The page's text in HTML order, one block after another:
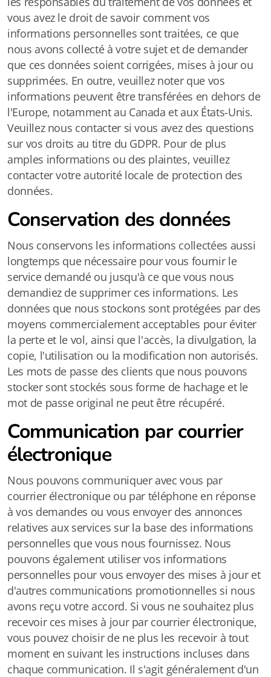
vous avez le droit de savoir comment vos
informations personnelles sont traitées, ce que
nous avons collecté à votre sujet et de demander
que ces données soient corrigées, mises à jour ou
supprimées. En outre, veuillez noter que vos
informations peuvent être transférées en dehors de
l'Europe, notamment au Canada et aux États-Unis.
Veuillez nous contacter si vous avez des questions
sur vos droits au titre du GDPR. Pour de plus
amples informations ou des plaintes, veuillez
contacter votre autorité locale de protection des
données.
Conservation des données
Nous conservons les informations collectées aussi
longtemps que nécessaire pour vous fournir le
service demandé ou jusqu'à ce que vous nous
demandiez de supprimer ces informations. Les
données que nous stockons sont protégées par des
moyens commercialement acceptables pour éviter
la perte et le vol, ainsi que l'accès, la divulgation, la
copie, l'utilisation ou la modification non autorisés.
Les mots de passe des clients que nous pouvons
stocker sont stockés sous forme de hachage et le
mot de passe original ne peut être récupéré.
Communication par courrier
électronique
Nous pouvons communiquer avec vous par
courrier électronique ou par téléphone en réponse
à vos demandes ou vous envoyer des annonces
relatives aux services sur la base des informations
personnelles que vous nous fournissez. Nous
pouvons également utiliser vos informations
personnelles pour vous envoyer des mises à jour et
d'autres communications promotionnelles si nous
avons reçu votre accord. Si vous ne souhaitez plus
recevoir ces mises à jour par courrier électronique,
vous pouvez choisir de ne plus les recevoir à tout
moment en suivant les instructions incluses dans
chaque communication. Il s'agit généralement d'un